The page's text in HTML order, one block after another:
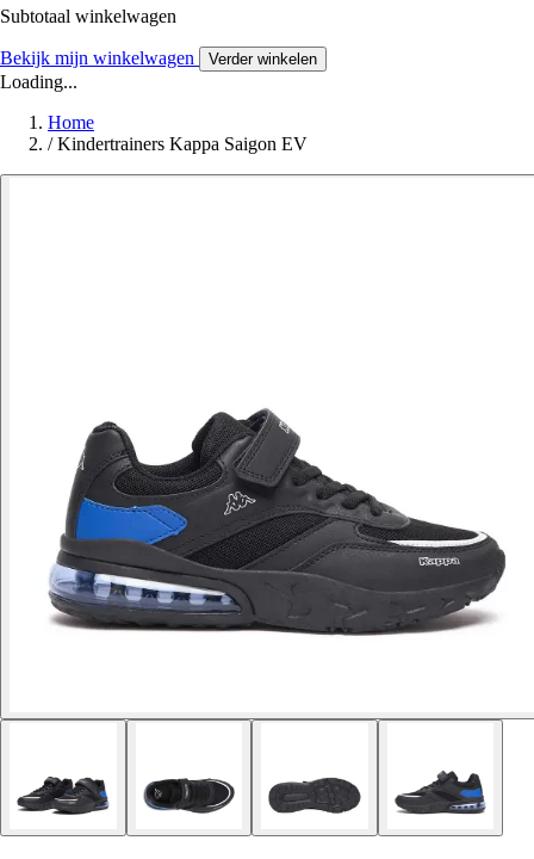
Subtotaal winkelwagen
Bekijk mijn winkelwagen Verder winkelen
Loading...
Home
/ Kindertrainers Kappa Saigon EV